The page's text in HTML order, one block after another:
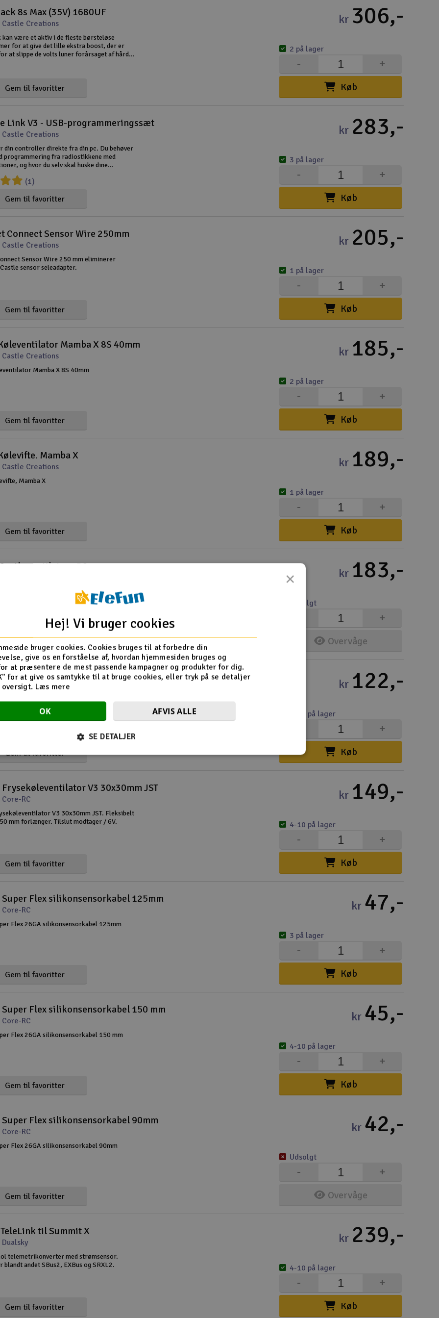
8s Max (35V) 1680UF
Creations
kan være et aktiv i de fleste børsteløse
for at give det lille ekstra boost, der er
at slippe de volts luner forårsaget af hård
Gem til favoritter
kr 306,-
Køb
+
-
2 på lager
Link V3 - USB-programmeringssæt
Creations
din controller direkte fra din pc. Du behøver
programmering fra radiostikkene med
og hvor du selv skal huske dine
Med Castle Link får du en brugervenlig og
på din pc, hvor du n
Gem til favoritter
(1)
kr 283,-
Køb
+
-
3 på lager
Connect Sensor Wire 250mm
Creations
Sensor Wire 250 mm eliminerer
sensor seleadapter.
Gem til favoritter
kr 205,-
Køb
+
-
1 på lager
Mamba X 8S 40mm
Creations
Mamba X 8S 40mm
Gem til favoritter
kr 185,-
Køb
+
-
2 på lager
Mamba X
Creations
Mamba X
Gem til favoritter
kr 189,-
Køb
+
-
1 på lager
ventilator - 36mm
din motor maksimalt, eller hvis du bare
temperatur for sikkerheden, er denne
at få strøm, og kan forårsage, at
falder så meg
Gem til favoritter
kr 183,-
Overvåge
+
Udsolgt
Frysekøleventilator 40x40mm
RC
40x40mm. Perfekt som 1/10
Gem til favoritter
kr 122,-
Køb
+
4-10 på lager
Frysekøleventilator V3 30x30mm JST
RC
V3 30x30mm JST. Fleksibelt
mm forlænger. Tilslut modtager / 6V.
Gem til favoritter
kr 149,-
Køb
+
-
4-10 på lager
Super Flex silikonsensorkabel 125mm
RC
Flex 26GA silikonsensorkabel 125mm
Gem til favoritter
kr 47,-
Køb
+
-
3 på lager
Super Flex silikonsensorkabel 150 mm
RC
Flex 26GA silikonsensorkabel 150 mm
Gem til favoritter
kr 45,-
Køb
+
-
4-10 på lager
Super Flex silikonsensorkabel 90mm
RC
Flex 26GA silikonsensorkabel 90mm
Gem til favoritter
kr 42,-
Overvåge
+
-
Udsolgt
til Summit X
telemetrikonverter med strømsensor.
andet SBus2, EXBus og SRXL2.
Gem til favoritter
kr 239,-
Køb
+
-
4-10 på lager
×
Hej! Vi bruger cookies
bruger cookies. Cookies bruges til at forbedre din
give os en forståelse af, hvordan hjemmesiden bruges og
at præsentere de mest passende kampagner og produkter for dig.
for at give os samtykke til at bruge cookies, eller tryk på se detaljer
Læs mere
OK AFVIS ALLE
SE DETALJER